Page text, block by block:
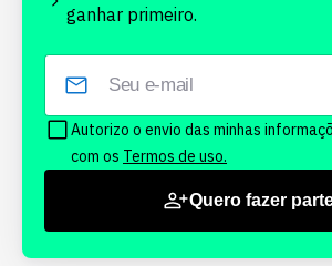
ganhar primeiro.
Autorizo o envio das minhas
com os Termos de uso.
Quero fazer